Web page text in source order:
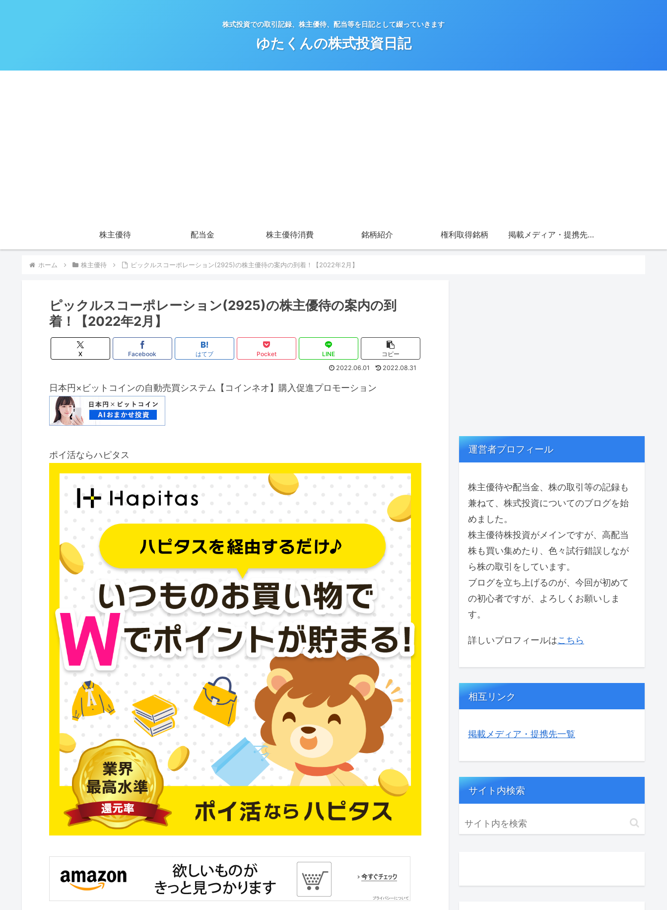
株式投資での取引記録、株主優待、配当等を日記として綴っていきます
ゆたくんの株式投資日記
株主優待 配当金 株主優待消費 銘柄紹介 権利取得銘柄 掲載メディア・提携先一覧
ホーム 株主優待 ピックルスコーポレーション(2925)の株主優待の案内の到着！【2022年2月】
ピックルスコーポレーション(2925)の株主優待の案内の到
着！【2022年2月】
X Facebook はてブ Pocket LINE
コピー
2022.06.01
2022.08.31
日本円×ビットコインの自動売買システム【コインネオ】購入促進プロモーション
ポイ活ならハピタス 運営者プロフィール
株主優待や配当金、株の取引等の記録も
兼ねて、株式投資についてのブログを始
めました。
株主優待株投資がメインですが、高配当
株も買い集めたり、色々試行錯誤しなが
ら株の取引をしています。
ブログを立ち上げるのが、今回が初めて
の初心者ですが、よろしくお願いしま
す。
詳しいプロフィールはこちら
相互リンク
掲載メディア・提携先一覧
サイト内検索